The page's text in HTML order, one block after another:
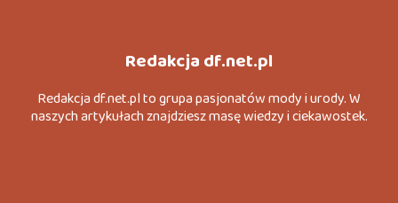
Redakcja df.net.pl
Redakcja df.net.pl to grupa pasjonatów mody i urody. W
naszych artykułach znajdziesz masę wiedzy i ciekawostek.